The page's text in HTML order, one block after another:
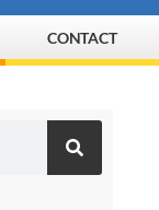
CONTACT